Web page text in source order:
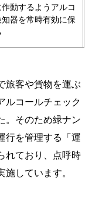
作動するようアルコ
知器を常時有効に保
旅客や貨物を運ぶ
ルコールチェック
。そのため緑ナン
行を管理する「運
れており、点呼時
しています。